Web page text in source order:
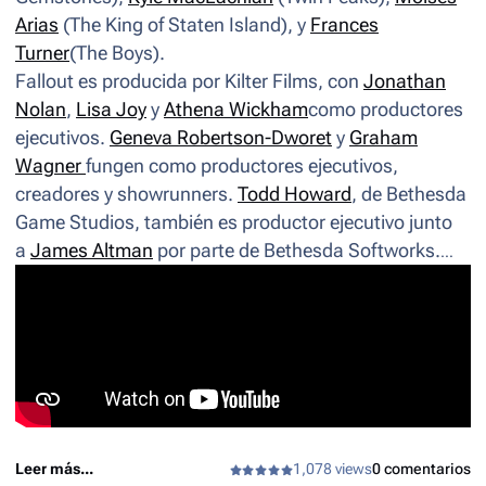
Arias (The King of Staten Island), y Frances
Turner(The Boys).
Fallout es producida por Kilter Films, con Jonathan
Nolan, Lisa Joy y Athena Wickhamcomo productores
ejecutivos. Geneva Robertson-Dworet y Graham
Wagner fungen como productores ejecutivos,
creadores y showrunners. Todd Howard, de Bethesda
Game Studios, también es productor ejecutivo junto
a James Altman por parte de Bethesda Softworks.
Leer más... 1,078 views0 comentarios